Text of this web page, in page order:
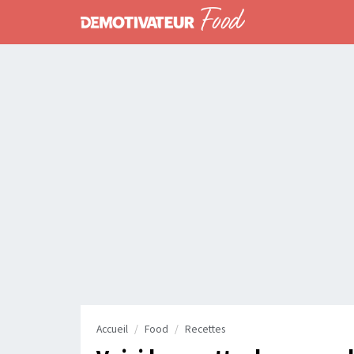
Accueil Food Recettes